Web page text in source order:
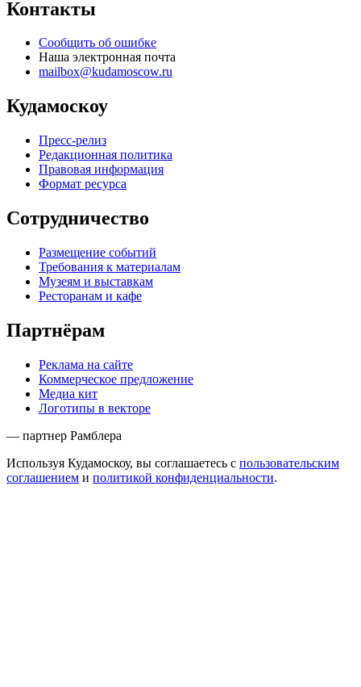
Контакты
Сообщить об ошибке
Наша электронная почта
mailbox@kudamoscow.ru
Кудамоскоу
Пресс-релиз
Редакционная политика
Правовая информация
Формат ресурса
Сотрудничество
Размещение событий
Требования к материалам
Музеям и выставкам
Ресторанам и кафе
Партнёрам
Реклама на сайте
Коммерческое предложение
Медиа кит
Логотипы в векторе
— партнер Рамблера
Используя Кудамоскоу, вы соглашаетесь с пользовательским
соглашением и политикой конфиденциальности.